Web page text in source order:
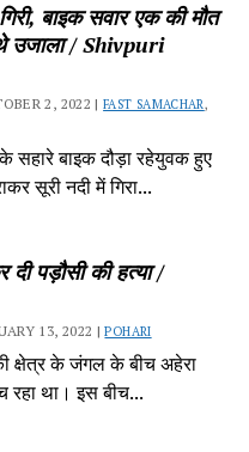
बाइक सवार एक की मौत
उजाला / Shivpuri
2, 2022 |FAST SAMACHAR ,
सहारे बाइक दौड़ा रहेयुवक हुए
सूरी नदी में गिरा...
पड़ौसी की हत्या /
13, 2022 |POHARI
क्षेत्र‎ के जंगल के बीच अहेरा
रहा था। इस बीच...